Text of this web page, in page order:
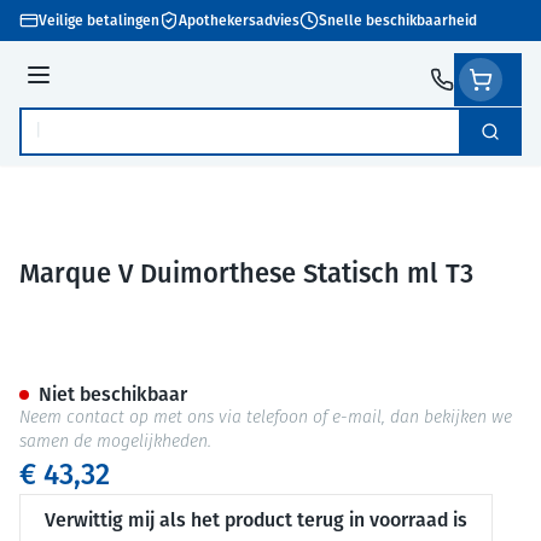
Ga naar de inhoud
Veilige betalingen Apothekersadvies Snelle beschikbaarheid
Menu
Product, merk, categorie... Zoek
Marque V Duimorthese Statisch ml T3
€ 43,32
Verwittig mij als het product terug in voorraad is
Niet beschikbaar
Neem contact op met ons via telefoon of e-mail, dan bekijken we
samen de mogelijkheden.